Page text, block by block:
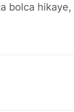
bolca